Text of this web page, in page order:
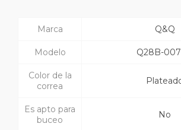
Marca Q&Q
Modelo Q28B-
Color de la
correa
Es apto para
buceo
No